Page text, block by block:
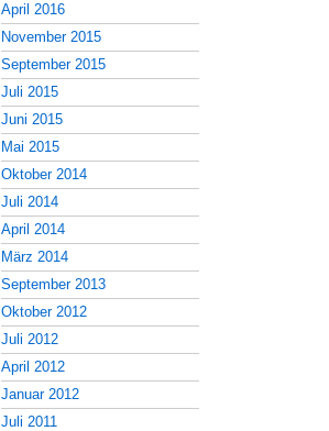
April 2016
November 2015
September 2015
Juli 2015
Juni 2015
Mai 2015
Oktober 2014
Juli 2014
April 2014
März 2014
September 2013
Oktober 2012
Juli 2012
April 2012
Januar 2012
Juli 2011